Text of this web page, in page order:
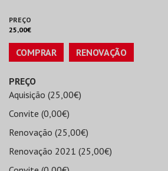
PREÇO
25,00€
COMPRAR RENOVAÇÃO
PREÇO
Aquisição (25,00€)
Convite (0,00€)
Renovação (25,00€)
Renovação 2021 (25,00€)